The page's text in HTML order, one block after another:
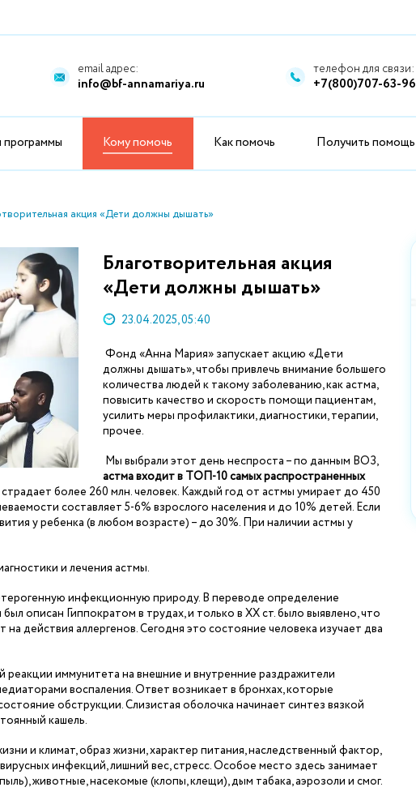
email адрес:
info@bf-annamariya.ru
телефон для связи:
+7(800)707-63-96
Кому помочь Как помочь Получить помощь
акция «Дети должны дышать»
Благотворительная акция
«Дети должны дышать»
23.04.2025, 05:40
Фонд «Анна Мария» запускает акцию «Дети
должны дышать», чтобы привлечь внимание большего
количества людей к такому заболеванию, как астма,
повысить качество и скорость помощи пациентам,
усилить меры профилактики, диагностики, терапии,
прочее.
Мы выбрали этот день неспроста – по данным ВОЗ,
астма входит в ТОП-10 самых распространенных
страдает более 260 млн. человек. Каждый год от астмы умирает до 450
составляет 5-6% взрослого населения и до 10% детей. Если
у ребенка (в любом возрасте) – до 30%. При наличии астмы у
и лечения астмы.
инфекционную природу. В переводе определение
описан Гиппократом в трудах, и только в XX ст. было выявлено, что
действия аллергенов. Сегодня это состояние человека изучает два
иммунитета на внешние и внутренние раздражители
воспаления. Ответ возникает в бронхах, которые
обструкции. Слизистая оболочка начинает синтез вязкой
кашель.
и климат, образ жизни, характер питания, наследственный фактор,
инфекций, лишний вес, стресс. Особое место здесь занимает
животные, насекомые (клопы, клещи), дым табака, аэрозоли и смог.